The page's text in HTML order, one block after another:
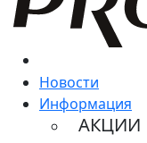
Новости
Информация
АКЦИИ